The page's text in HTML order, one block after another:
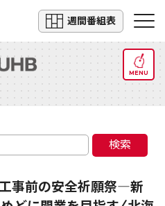
週間番組表
MENU
検索
工事前の安全祈願祭―新